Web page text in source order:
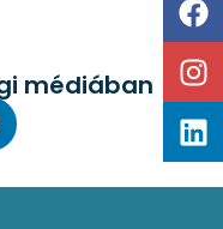
médiában